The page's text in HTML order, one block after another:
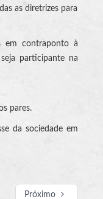
as diretrizes para
em contraponto à
participante na
pares.
da sociedade em
Próximo